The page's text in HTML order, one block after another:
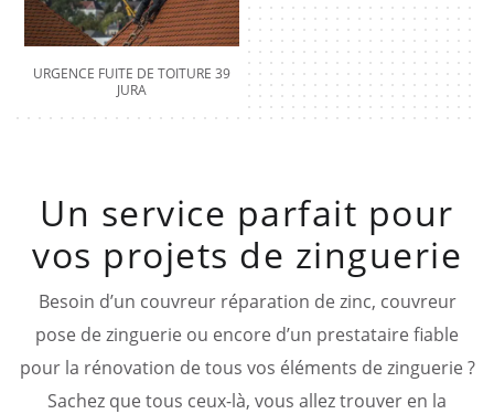
URGENCE FUITE DE TOITURE 39
JURA
Un service parfait pour
vos projets de zinguerie
Besoin d’un couvreur réparation de zinc, couvreur
pose de zinguerie ou encore d’un prestataire fiable
pour la rénovation de tous vos éléments de zinguerie ?
Sachez que tous ceux-là, vous allez trouver en la